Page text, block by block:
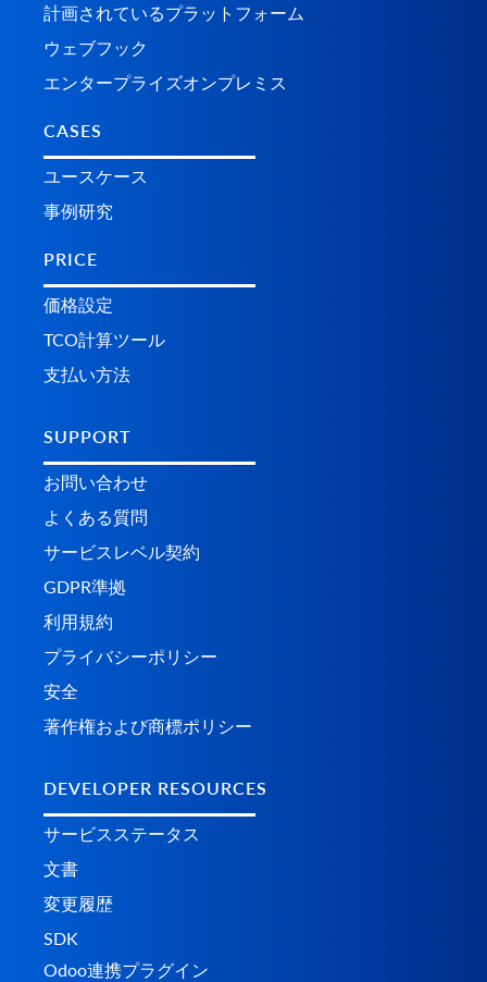
計画されているプラ​​ットフォーム
ウェブフック
エンタープライズオンプレミス
CASES
ユースケース
事例研究
PRICE
価格設定
TCO計算ツール
支払い方法
SUPPORT
お問い合わせ
よくある質問
サービスレベル契約
GDPR準拠
利用規約
プライバシーポリシー
安全
著作権および商標ポリシー
DEVELOPER RESOURCES
サービスステータス
文書
変更履歴
SDK
Odoo連携プラグイン